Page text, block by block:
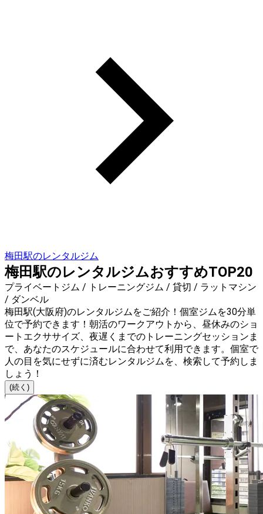
梅田駅のレンタルジム
梅田駅のレンタルジムおすすめTOP20
プライベートジム / トレーニングジム / 貸切 / ラットマシン
/ ダンベル
梅田駅(大阪府)のレンタルジムをご紹介！個室ジムを30分単
位で予約できます！朝活のワークアウトから、昼休みのショ
ートエクササイズ、夜遅くまでのトレーニングセッションま
で、あなたのスケジュールに合わせて利用できます。個室で
人の目を気にせずに済むレンタルジムを、検索して予約しま
しょう！
(続く)